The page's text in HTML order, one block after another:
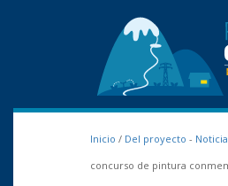
Inicio / Del proyecto -
concurso de pintura